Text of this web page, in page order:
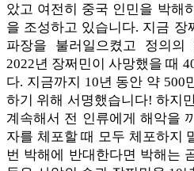
았고 여전히 중국 인민을 박해
을 조성하고 있습니다. 지금 장
파장을 불러일으켰고 정의의
2022년 장쩌민이 사망했을 때
다. 지금까지 10년 동안 약 500
하기 위해 서명했습니다! 하지
계속해서 전 인류에게 해악을
자를 체포할 때 모두 체포하지
번 박해에 반대한다면 박해는